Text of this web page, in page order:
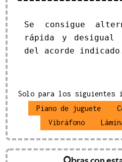
Se consigue
rápida y desigual
del acorde
Solo para los siguientes
Piano de juguete
Vibráfono
Obras con